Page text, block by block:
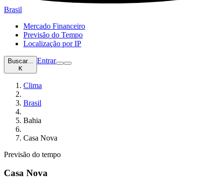
Brasil
Mercado Financeiro
Previsão do Tempo
Localização por IP
Buscar...
K
Entrar
Clima
Brasil
Bahia
Casa Nova
Previsão do tempo
Casa Nova